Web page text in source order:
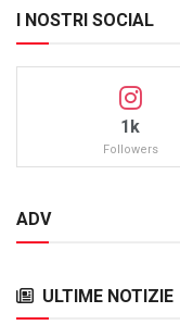
I NOSTRI SOCIAL
1k
Followers
ADV
ULTIME NOTIZIE